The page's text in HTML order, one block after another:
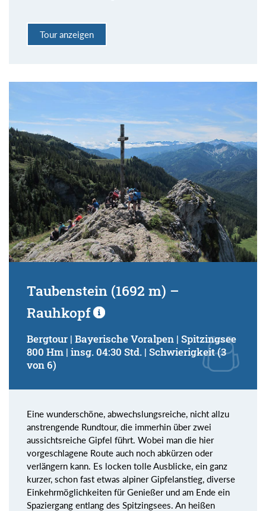
Tour anzeigen
Taubenstein (1692 m) –
Rauhkopf
Bergtour | Bayerische Voralpen | Spitzingsee
800 Hm | insg. 04:30 Std. | Schwierigkeit (3
von 6)
Eine wunderschöne, abwechslungsreiche, nicht allzu
anstrengende Rundtour, die immerhin über zwei
aussichtsreiche Gipfel führt. Wobei man die hier
vorgeschlagene Route auch noch abkürzen oder
verlängern kann. Es locken tolle Ausblicke, ein ganz
kurzer, schon fast etwas alpiner Gipfelanstieg, diverse
Einkehrmöglichkeiten für Genießer und am Ende ein
Spaziergang entlang des Spitzingsees. An heißen